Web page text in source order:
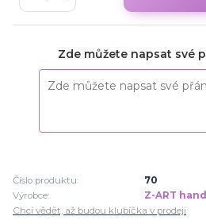
Zde můžete napsat své
Číslo produktu:
70
Výrobce:
Z-ART
Chci vědět, až budou klubíčka v prodeji